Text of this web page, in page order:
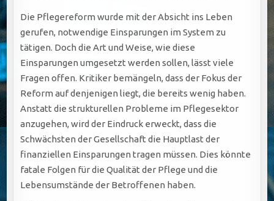
Die Pflegereform wurde mit der Absicht ins Leben
gerufen, notwendige Einsparungen im System zu
tätigen. Doch die Art und Weise, wie diese
Einsparungen umgesetzt werden sollen, lässt viele
Fragen offen. Kritiker bemängeln, dass der Fokus der
Reform auf denjenigen liegt, die bereits wenig haben.
Anstatt die strukturellen Probleme im Pflegesektor
anzugehen, wird der Eindruck erweckt, dass die
Schwächsten der Gesellschaft die Hauptlast der
finanziellen Einsparungen tragen müssen. Dies könnte
fatale Folgen für die Qualität der Pflege und die
Lebensumstände der Betroffenen haben.